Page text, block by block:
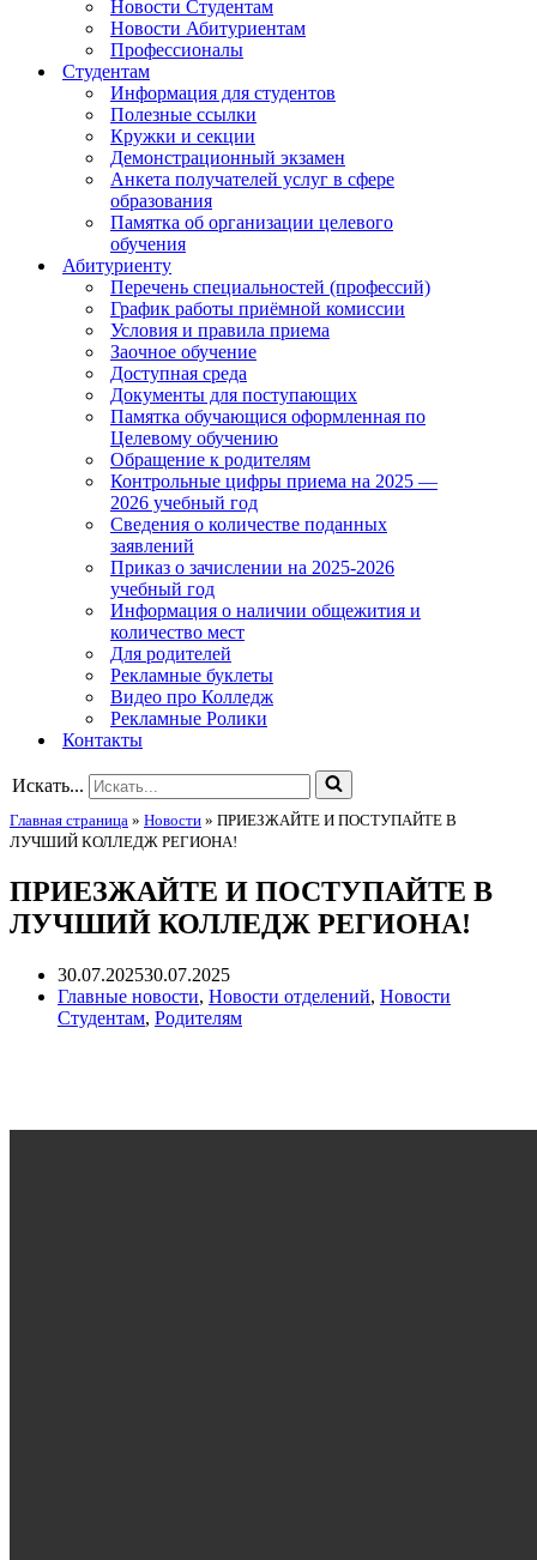
Новости Студентам
Новости Абитуриентам
Профессионалы
Студентам
Информация для студентов
Полезные ссылки
Кружки и секции
Демонстрационный экзамен
Анкета получателей услуг в сфере
образования
Памятка об организации целевого
обучения
Абитуриенту
Перечень специальностей (профессий)
График работы приёмной комиссии
Условия и правила приема
Заочное обучение
Доступная среда
Документы для поступающих
Памятка обучающися оформленная по
Целевому обучению
Обращение к родителям
Контрольные цифры приема на 2025 —
2026 учебный год
Сведения о количестве поданных
заявлений
Приказ о зачислении на 2025-2026
учебный год
Информация о наличии общежития и
количество мест
Для родителей
Рекламные буклеты
Видео про Колледж
Рекламные Ролики
Контакты
Искать...
Главная страница » Новости » ПРИЕЗЖАЙТЕ И ПОСТУПАЙТЕ В
ЛУЧШИЙ КОЛЛЕДЖ РЕГИОНА!
ПРИЕЗЖАЙТЕ И ПОСТУПАЙТЕ В
ЛУЧШИЙ КОЛЛЕДЖ РЕГИОНА!
30.07.202530.07.2025
Главные новости, Новости отделений, Новости
Студентам, Родителям